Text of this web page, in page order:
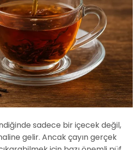
sadece bir içecek değil,
gelir. Ancak çayın gerçek